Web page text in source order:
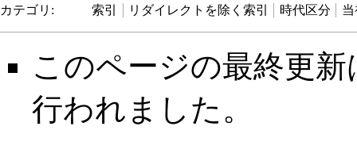
カテゴリ : 索引 リダイレクトを除く索引 時代区分
このページの最終更新
行われました。